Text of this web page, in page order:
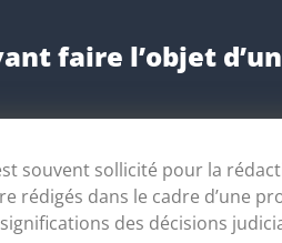
faire l’objet
souvent sollicité pour la
rédigés dans le cadre d’une
des décisions